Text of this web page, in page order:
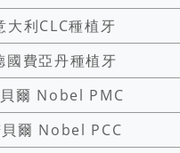
大利CLC種植牙
國費亞丹種植牙
爾 Nobel PMC
爾 Nobel PCC